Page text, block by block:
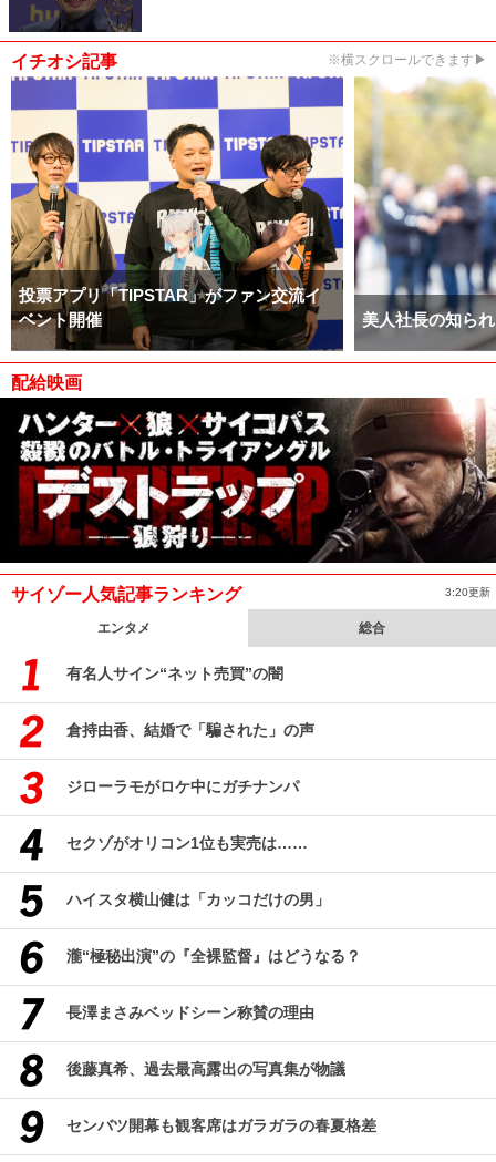
イチオシ記事 ※横スクロールできます▶
投票アプリ「TIPSTAR」がファン交流イ
ベント開催
美人社長の知ら
配給映画
サイゾー人気記事ランキング 3:20更新
エンタメ 総合
有名人サイン“ネット売買”の闇
倉持由香、結婚で「騙された」の声
ジローラモがロケ中にガチナンパ
セクゾがオリコン1位も実売は……
ハイスタ横山健は「カッコだけの男」
瀧“極秘出演”の『全裸監督』はどうなる？
長澤まさみベッドシーン称賛の理由
後藤真希、過去最高露出の写真集が物議
センバツ開幕も観客席はガラガラの春夏格差